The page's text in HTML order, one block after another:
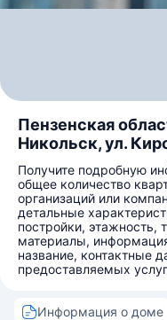
Пензенская
Никольск, ул.
Получите подробную
общее количество
организаций или
детальные
постройки, этажность,
материалы,
название, контактные
предоставляемых услуг
Информация о доме